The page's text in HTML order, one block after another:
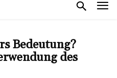
Bedeutung?
des